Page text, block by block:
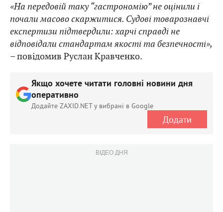
«На передовій таку “гастрономію” не оцінили і
почали масово скаржитися. Судові товарознавчі
експертизи підтвердили: харчі справді не
відповідали стандартам якості та безпечності»,
– повідомив Руслан Кравченко.
Якщо хочете читати головні новини дня
оперативно
Додайте ZAXID.NET у вибрані в Google
Додати
ВІДЕО ДНЯ